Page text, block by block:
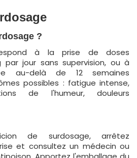
?
à la prise de doses
jour sans supervision, ou à
au-delà de 12 semaines
possibles : fatigue intense,
de l'humeur, douleurs
de surdosage, arrêtez
et consultez un médecin ou